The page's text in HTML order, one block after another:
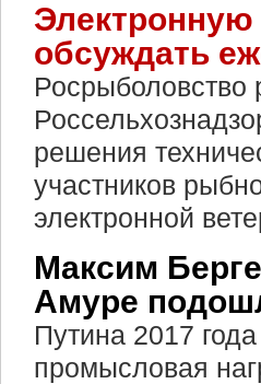
обсуждать
Росрыболовство
решения
участников
электронной
Максим
Амуре
Путина 2017
промысловая